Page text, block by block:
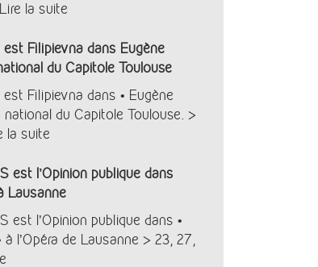
Lire la suite
Filipievna dans Eugène
du Capitole Toulouse
Filipievna dans • Eugène
national du Capitole Toulouse. >
la suite
est l’Opinion publique dans
Lausanne
est l’Opinion publique dans •
l’Opéra de Lausanne > 23, 27,